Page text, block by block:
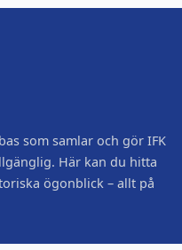
som samlar och gör IFK
Här kan du hitta
ögonblick – allt på